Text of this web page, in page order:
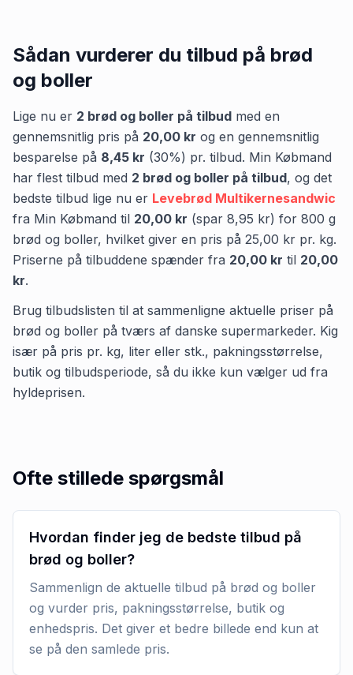
Sådan vurderer du tilbud på brød
og boller
Lige nu er 2 brød og boller på tilbud med en
gennemsnitlig pris på 20,00 kr og en gennemsnitlig
besparelse på 8,45 kr (30%) pr. tilbud. Min Købmand
har flest tilbud med 2 brød og boller på tilbud, og det
bedste tilbud lige nu er Levebrød Multikernesandwic
fra Min Købmand til 20,00 kr (spar 8,95 kr) for 800 g
brød og boller, hvilket giver en pris på 25,00 kr pr. kg.
Priserne på tilbuddene spænder fra 20,00 kr til 20,00
kr.
Brug tilbudslisten til at sammenligne aktuelle priser på
brød og boller på tværs af danske supermarkeder. Kig
især på pris pr. kg, liter eller stk., pakningsstørrelse,
butik og tilbudsperiode, så du ikke kun vælger ud fra
hyldeprisen.
Ofte stillede spørgsmål
Hvordan finder jeg de bedste tilbud på
brød og boller?
Sammenlign de aktuelle tilbud på brød og boller
og vurder pris, pakningsstørrelse, butik og
enhedspris. Det giver et bedre billede end kun at
se på den samlede pris.